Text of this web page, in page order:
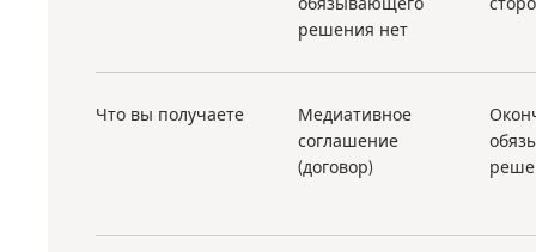
решения нет
Что вы получаете
Медиативное
соглашение
(договор)